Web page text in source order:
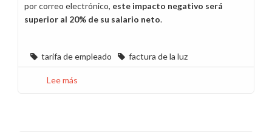
por correo electrónico, este impacto negativo será
superior al 20% de su salario neto.
tarifa de empleado factura de la luz
Lee más